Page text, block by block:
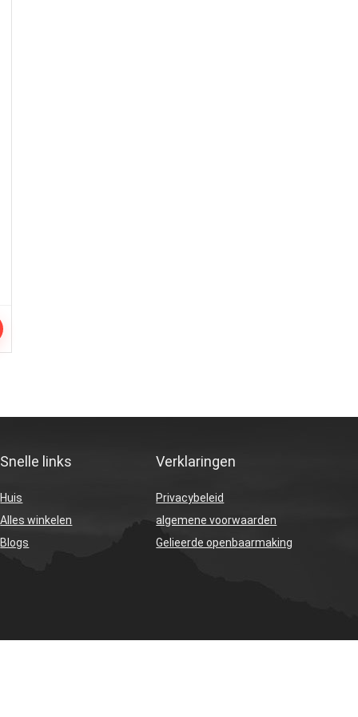
Snelle links
Huis
Alles winkelen
Blogs
Verklaringen
Privacybeleid
algemene voorwaarden
Gelieerde openbaarmaking